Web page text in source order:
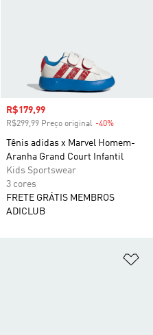
Preço com desconto
R$179,99
R$299,99 Preço original -40%
Tênis adidas x Marvel Homem-
Aranha Grand Court Infantil
Kids Sportswear
3 cores
FRETE GRÁTIS MEMBROS
ADICLUB